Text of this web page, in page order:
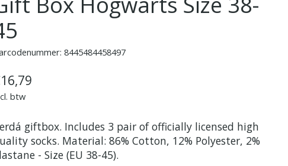
8445484458497
btw
giftbox. Includes 3 pair of officially licensed high
socks. Material: 86% Cotton, 12% Polyester, 2%
- Size (EU 38-45).